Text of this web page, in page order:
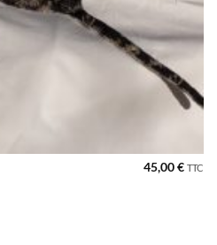
45,00€ TTC